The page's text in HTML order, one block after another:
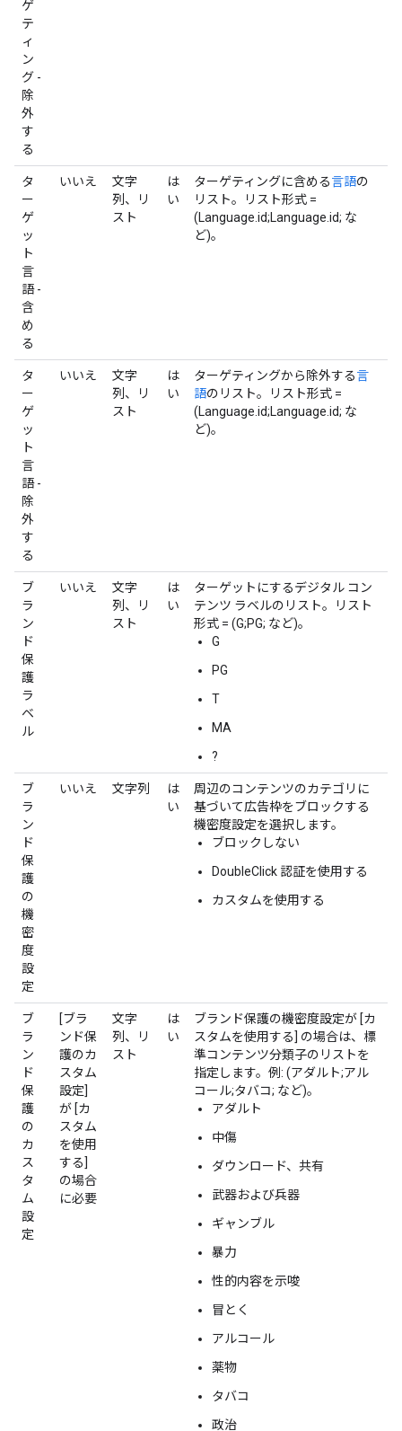
ゲ
テ
ィ
ン
グ -
除
外
す
る
タ
ー
ゲ
ッ
ト
言
語 -
含
め
る
いいえ
文字
列、リ
スト
は
い
ターゲティングに含める言語の
リスト。リスト形式 =
(Language.id;Language.id; な
ど)。
タ
ー
ゲ
ッ
ト
言
語 -
除
外
す
る
いいえ
文字
列、リ
スト
は
い
ターゲティングから除外する言
語のリスト。リスト形式 =
(Language.id;Language.id; な
ど)。
ブ
ラ
ン
ド
保
護
ラ
ベ
ル
いいえ
文字
列、リ
スト
は
い
ターゲットにするデジタル コン
テンツ ラベルのリスト。リスト
形式 = (G;PG; など)。
G
PG
T
MA
?
ブ
ラ
ン
ド
保
護
の
機
密
度
設
定
いいえ 文字列
は
い
周辺のコンテンツのカテゴリに
基づいて広告枠をブロックする
機密度設定を選択します。
ブロックしない
DoubleClick 認証を使用する
カスタムを使用する
ブ
ラ
ン
ド
保
護
の
カ
ス
タ
ム
設
定
[ブラ
ンド保
護のカ
スタム
設定]
が [カ
スタム
を使用
する]
の場合
に必要
文字
列、リ
スト
は
い
ブランド保護の機密度設定が [カ
スタムを使用する] の場合は、標
準コンテンツ分類子のリストを
指定します。例: (アダルト;アル
コール;タバコ; など)。
アダルト
中傷
ダウンロード、共有
武器および兵器
ギャンブル
暴力
性的内容を示唆
冒とく
アルコール
薬物
タバコ
政治